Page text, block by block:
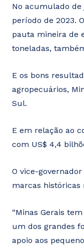
No acumulado de
período de 2023.
pauta mineira de
toneladas,
E os bons
agropecuários,
Sul.
E em relação ao
com US$ 4,4
O vice-
marcas
“Minas Gerais
um dos grandes
apoio aos